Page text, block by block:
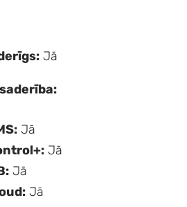
Jā
Jā
Jā
Jā
Jā